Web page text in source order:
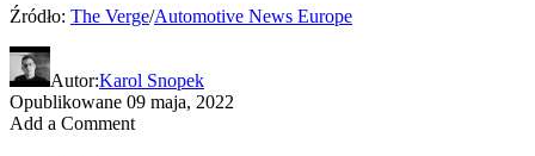
Źródło: The Verge/Automotive News Europe
Autor:Karol Snopek
Opublikowane 09 maja, 2022
Add a Comment